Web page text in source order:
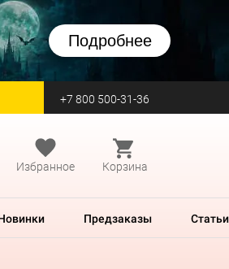
Подробнее
Zvezda +7 800 500-31-36
Избранное Корзина
Предзаказы Статьи